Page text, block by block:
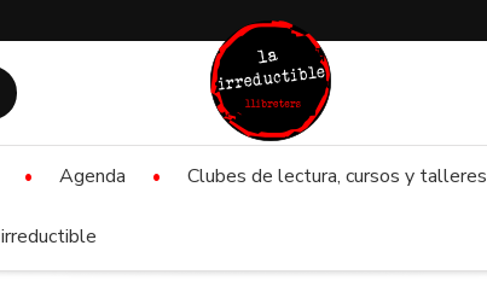
Agenda Clubes de lectura, cursos y talleres